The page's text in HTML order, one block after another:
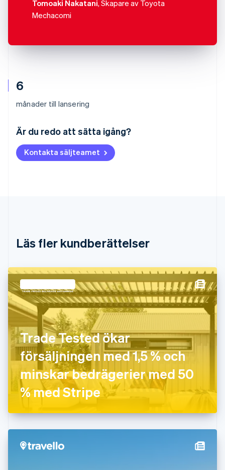
6
månader till lansering
Är du redo att sätta igång?
Kontakta säljteamet
Tomoaki Nakatani, Skapare av Toyota
Mechacomi
Läs fler kundberättelser
Trade Tested ökar
försäljningen med 1,5 % och
minskar bedrägerier med 50
% med Stripe
Belgien
NederlandsFrançaisDeutsch
Brasilien
PortuguêsEnglish
English
Finland
Frankrike
FrançaisEnglish
Förenade Arabemiraten
English
Gibraltar
English
Grekland
English
Hongkong SAR, Kina
English简体中文
Indien
Irland
English
ItalianoEnglish